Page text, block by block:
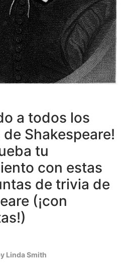
a todos los
Shakespeare!
tu
con estas
de trivia de
(¡con
Linda Smith